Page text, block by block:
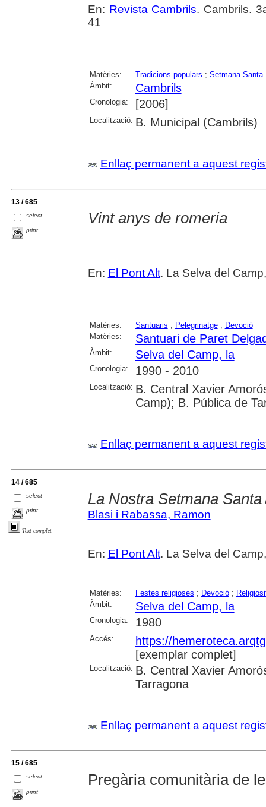
En: Revista Cambrils. Cambrils.
41
Matèries: Tradicions populars ; Setmana Santa
Àmbit:
Cambrils
Cronologia: [2006]
Localització: B. Municipal (Cambrils)
Enllaç permanent a aquest
13 / 685
select
print
Vint anys de romeria
En: El Pont Alt. La Selva del
Matèries: Santuaris ; Pelegrinatge; Devoció
Matèries:
Santuari de Paret
Àmbit: Selva del Camp, la
Cronologia: 1990 - 2010
Localització: B. Central Xavier
Camp); B. Pública de
Enllaç permanent a aquest
14 / 685
select
print
Text complet
La Nostra Setmana Santa
Blasi i Rabassa, Ramon
En: El Pont Alt. La Selva del
Matèries: Festes religioses ; Devoció;
Àmbit:
Selva del Camp, la
Cronologia: 1980
Accés:
https://
[exemplar complet]
Localització: B. Central Xavier
Tarragona
Enllaç permanent a aquest
15 / 685
select
print
Pregària comunitària de